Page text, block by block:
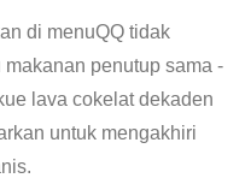
di menuQQ tidak
penutup sama -
lava cokelat dekaden
untuk mengakhiri